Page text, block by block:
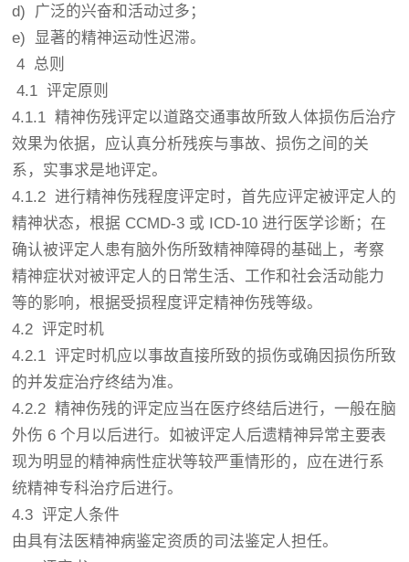
d) 广泛的兴奋和活动过多；
e) 显著的精神运动性迟滞。
4 总则
4.1 评定原则
4.1.1 精神伤残评定以道路交通事故所致人体损伤后治疗
效果为依据，应认真分析残疾与事故、损伤之间的关
系，实事求是地评定。
4.1.2 进行精神伤残程度评定时，首先应评定被评定人的
精神状态，根据 CCMD-3 或 ICD-10 进行医学诊断；在
确认被评定人患有脑外伤所致精神障碍的基础上，考察
精神症状对被评定人的日常生活、工作和社会活动能力
等的影响，根据受损程度评定精神伤残等级。
4.2 评定时机
4.2.1 评定时机应以事故直接所致的损伤或确因损伤所致
的并发症治疗终结为准。
4.2.2 精神伤残的评定应当在医疗终结后进行，一般在脑
外伤 6 个月以后进行。如被评定人后遗精神异常主要表
现为明显的精神病性症状等较严重情形的，应在进行系
统精神专科治疗后进行。
4.3 评定人条件
由具有法医精神病鉴定资质的司法鉴定人担任。